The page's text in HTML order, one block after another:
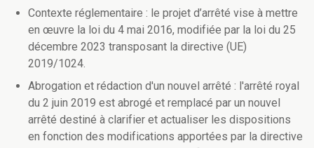
Contexte réglementaire : le projet d’arrêté vise à mettre
en œuvre la loi du 4 mai 2016, modifiée par la loi du 25
décembre 2023 transposant la directive (UE)
2019/1024.
Abrogation et rédaction d'un nouvel arrêté : l'arrêté royal
du 2 juin 2019 est abrogé et remplacé par un nouvel
arrêté destiné à clarifier et actualiser les dispositions
en fonction des modifications apportées par la directive